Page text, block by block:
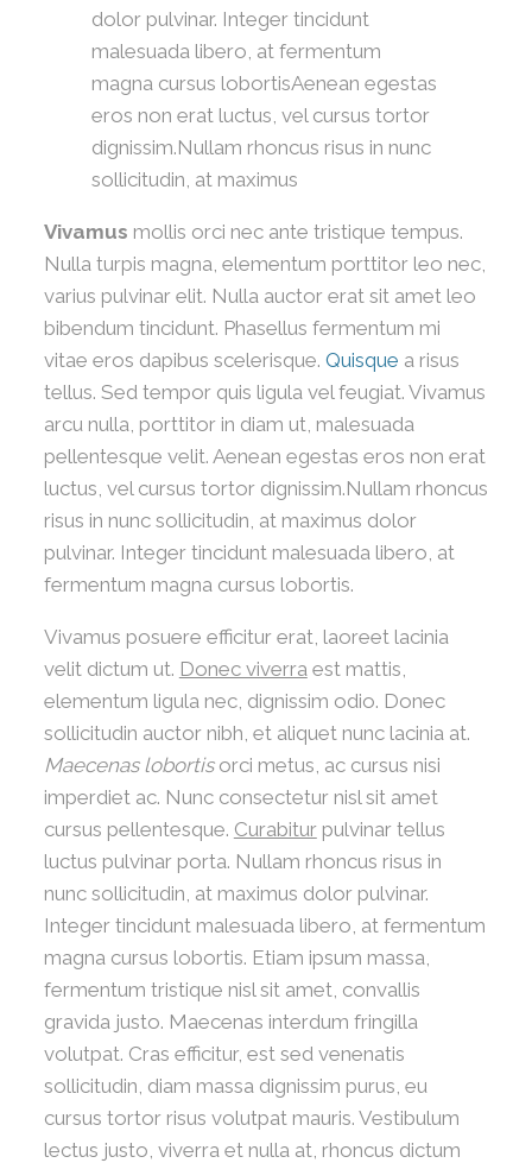
dolor pulvinar. Integer tincidunt
malesuada libero, at fermentum
magna cursus lobortisAenean egestas
eros non erat luctus, vel cursus tortor
dignissim.Nullam rhoncus risus in nunc
sollicitudin, at maximus
Vivamus mollis orci nec ante tristique tempus.
Nulla turpis magna, elementum porttitor leo nec,
varius pulvinar elit. Nulla auctor erat sit amet leo
bibendum tincidunt. Phasellus fermentum mi
vitae eros dapibus scelerisque. Quisque a risus
tellus. Sed tempor quis ligula vel feugiat. Vivamus
arcu nulla, porttitor in diam ut, malesuada
pellentesque velit. Aenean egestas eros non erat
luctus, vel cursus tortor dignissim.Nullam rhoncus
risus in nunc sollicitudin, at maximus dolor
pulvinar. Integer tincidunt malesuada libero, at
fermentum magna cursus lobortis.
Vivamus posuere efficitur erat, laoreet lacinia
velit dictum ut. Donec viverra est mattis,
elementum ligula nec, dignissim odio. Donec
sollicitudin auctor nibh, et aliquet nunc lacinia at.
Maecenas lobortisorci metus, ac cursus nisi
imperdiet ac. Nunc consectetur nisl sit amet
cursus pellentesque. Curabiturpulvinar tellus
luctus pulvinar porta. Nullam rhoncus risus in
nunc sollicitudin, at maximus dolor pulvinar.
Integer tincidunt malesuada libero, at fermentum
magna cursus lobortis. Etiam ipsum massa,
fermentum tristique nisl sit amet, convallis
gravida justo. Maecenas interdum fringilla
volutpat. Cras efficitur, est sed venenatis
sollicitudin, diam massa dignissim purus, eu
cursus tortor risus volutpat mauris. Vestibulum
lectus justo, viverra et nulla at, rhoncus dictum